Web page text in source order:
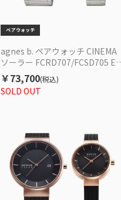
agnes b. ペアウォッチ CINEMA
ソーラー FCRD707/FCSD705 EC
限定セット
SOLD OUT
￥73,700(税込)